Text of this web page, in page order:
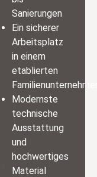
Sanierungen
Ein sicherer
Arbeitsplatz
in einem
etablierten
Modernste
technische
Ausstattung
und
hochwertiges
Material